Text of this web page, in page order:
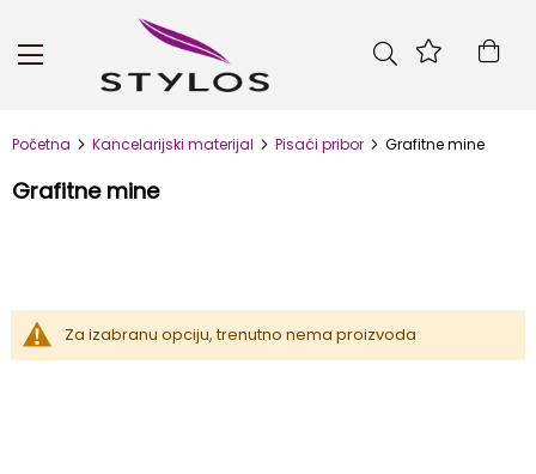
Skip
Početna Kancelarijski materijal Pisaći pribor Grafitne mine
Grafitne mine
Za izabranu opciju, trenutno nema proizvoda